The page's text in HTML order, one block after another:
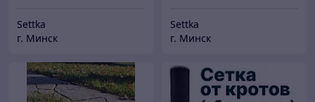
Settka
г. Минск
Settka
г. Минск